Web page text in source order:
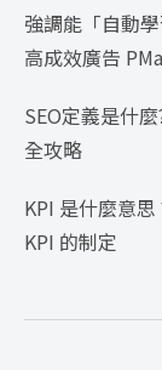
強調能「自動
高成效廣告
SEO定義是什
全攻略
KPI 是什麼意
KPI 的制定